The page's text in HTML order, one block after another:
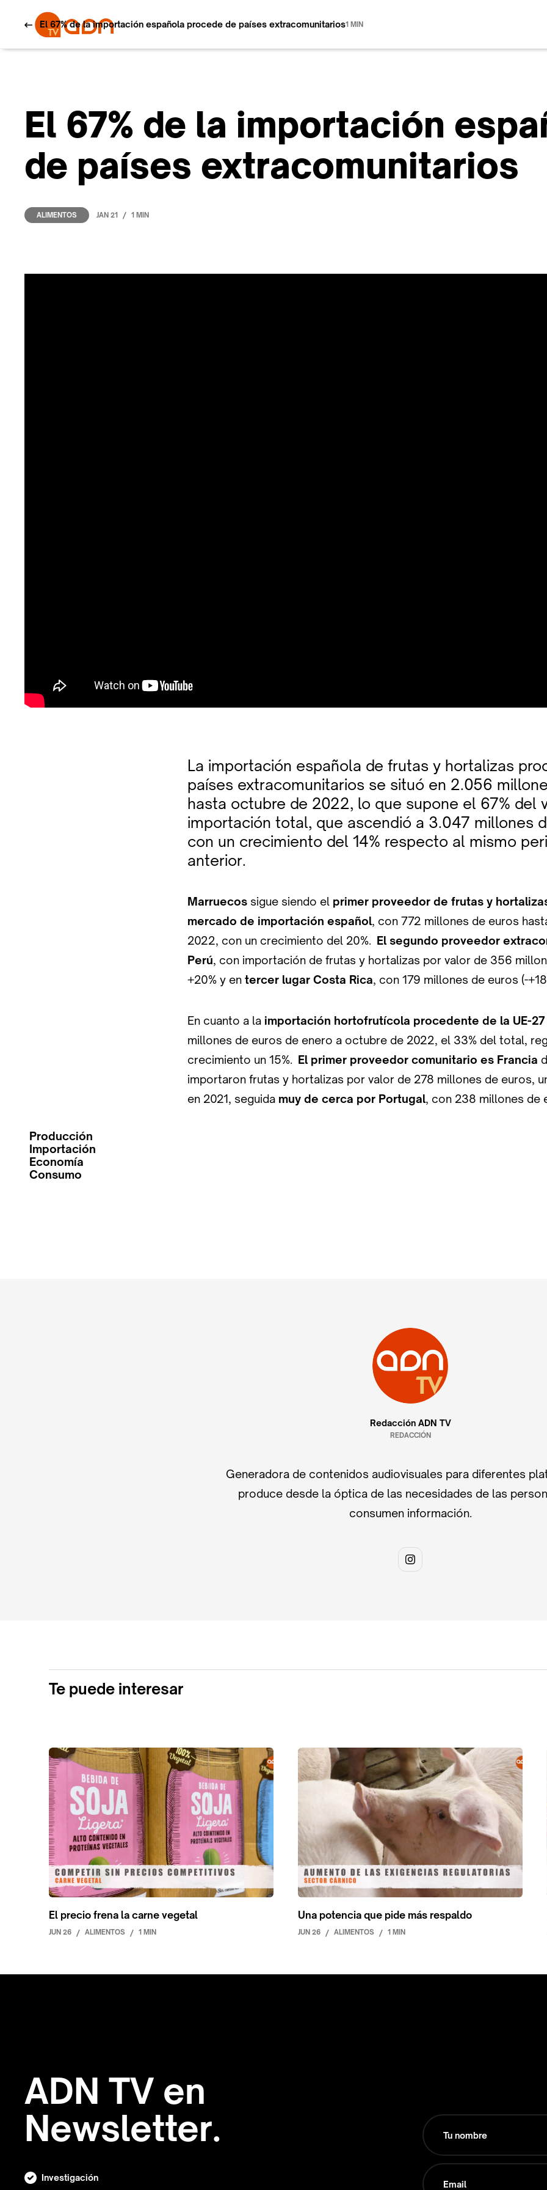
El 67% de la importación española procede de países extracomunitarios1 MIN
El 67% de la importación
de países extracomunitarios
ALIMENTOS JAN 21 / 1 MIN
La importación española de frutas y hortalizas
países extracomunitarios se situó en 2.056
hasta octubre de 2022, lo que supone el 67% del
importación total, que ascendió a 3.047 millones
con un crecimiento del 14% respecto al mismo
anterior.
Marruecos sigue siendo el primer proveedor de frutas y
mercado de importación español, con 772 millones de euros
2022, con un crecimiento del 20%. El segundo proveedor
Perú, con importación de frutas y hortalizas por valor de 356
+20% y en tercer lugar Costa Rica, con 179 millones de euros (-
En cuanto a la importación hortofrutícola procedente de la UE-27
millones de euros de enero a octubre de 2022, el 33% del total,
crecimiento un 15%. El primer proveedor comunitario es Francia
importaron frutas y hortalizas por valor de 278 millones de euros,
en 2021, seguida muy de cerca por Portugal, con 238 millones de
Producción
Importación
Economía
Consumo
Redacción ADN TV
REDACCIÓN
Generadora de contenidos audiovisuales para diferentes
produce desde la óptica de las necesidades de las
consumen información.
Te puede interesar
El precio frena la carne vegetal
JUN 26 / ALIMENTOS / 1 MIN
Una potencia que pide más respaldo
JUN 26 / ALIMENTOS / 1 MIN
ADN TV en
Newsletter.
Investigación